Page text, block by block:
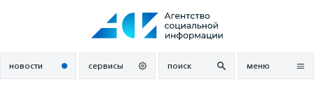
новости сервисы поиск меню